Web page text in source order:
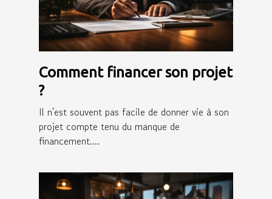
Comment financer son projet
?
Il n'est souvent pas facile de donner vie à son
projet compte tenu du manque de
financement....